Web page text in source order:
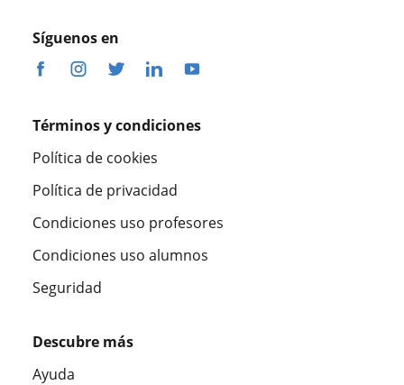
Síguenos en
Términos y condiciones
Política de cookies
Política de privacidad
Condiciones uso profesores
Condiciones uso alumnos
Seguridad
Descubre más
Ayuda